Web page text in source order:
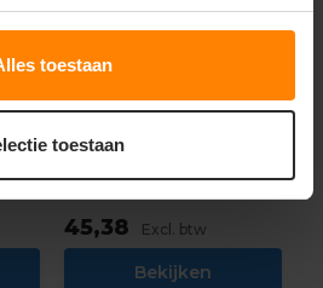
toestaan
toestaan
Hogezichtbaarheidsbroek
Materiaal: Polyester / Katoen
Eigenschap: reflecterend
45,38 Excl. btw
Bekijken